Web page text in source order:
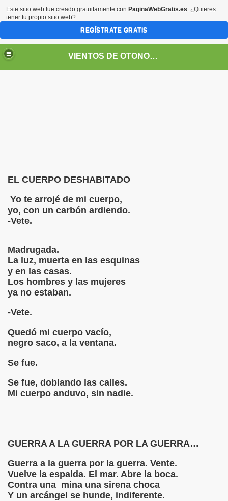
VIENTOS DE OTOÑO POR FANNY JEM WONG
EL CUERPO DESHABITADO
Yo te arrojé de mi cuerpo,
yo, con un carbón ardiendo.
-Vete.
Madrugada.
La luz, muerta en las esquinas
y en las casas.
Los hombres y las mujeres
ya no estaban.
-Vete.
Quedó mi cuerpo vacío,
negro saco, a la ventana.
Se fue.
Se fue, doblando las calles.
Mi cuerpo anduvo, sin nadie.
GUERRA A LA GUERRA POR LA GUERRA…
Guerra a la guerra por la guerra. Vente.
Vuelve la espalda. El mar. Abre la boca.
Contra una mina una sirena choca
Y un arcángel se hunde, indiferente.
callas..." en su voz
MUJER"
Vallejo
de César Vallejo
Vallejo
Este sitio web fue creado gratuitamente con PaginaWebGratis.es. ¿Quieres
tener tu propio sitio web?
REGÍSTRATE GRATIS